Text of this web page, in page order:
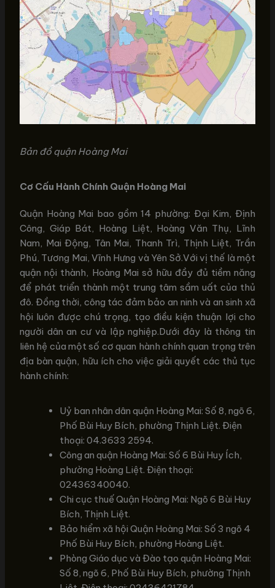
Bản đồ quận Hoàng Mai
Cơ Cấu Hành Chính Quận Hoàng Mai
Quận Hoàng Mai bao gồm 14 phường: Đại Kim, Định
Công, Giáp Bát, Hoàng Liệt, Hoàng Văn Thụ, Lĩnh
Nam, Mai Động, Tân Mai, Thanh Trì, Thịnh Liệt, Trần
Phú, Tương Mai, Vĩnh Hưng và Yên Sở.Với vị thế là một
quận nội thành, Hoàng Mai sở hữu đầy đủ tiềm năng
để phát triển thành một trung tâm sầm uất của thủ
đô. Đồng thời, công tác đảm bảo an ninh và an sinh xã
hội luôn được chú trọng, tạo điều kiện thuận lợi cho
người dân an cư và lập nghiệp.Dưới đây là thông tin
liên hệ của một số cơ quan hành chính quan trọng trên
địa bàn quận, hữu ích cho việc giải quyết các thủ tục
hành chính:
Uỷ ban nhân dân quận Hoàng Mai: Số 8, ngõ 6,
Phố Bùi Huy Bích, phường Thịnh Liệt. Điện
thoại: 04.3633 2594.
Công an quận Hoàng Mai: Số 6 Bùi Huy Ích,
phường Hoàng Liệt. Điện thoại:
02436340040.
Chi cục thuế Quận Hoàng Mai: Ngõ 6 Bùi Huy
Bích, Thịnh Liệt.
Bảo hiểm xã hội Quận Hoàng Mai: Số 3 ngõ 4
Phố Bùi Huy Bích, phường Hoàng Liệt.
Phòng Giáo dục và Đào tạo quận Hoàng Mai:
Số 8, ngõ 6, Phố Bùi Huy Bích, phường Thịnh